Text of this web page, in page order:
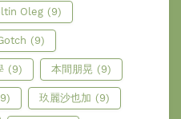
Oleg (9)
(9)
(9) 本間朋晃 (9)
玖麗沙也加 (9)